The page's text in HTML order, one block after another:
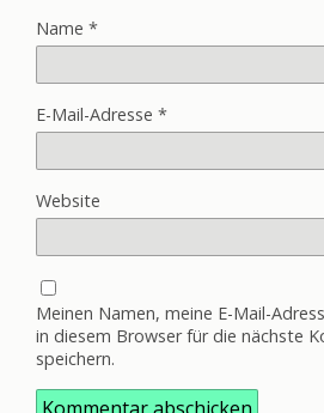
Name *
E-Mail-Adresse *
Website
Meinen Namen, meine E-Mail-
in diesem Browser für die nächste
speichern.